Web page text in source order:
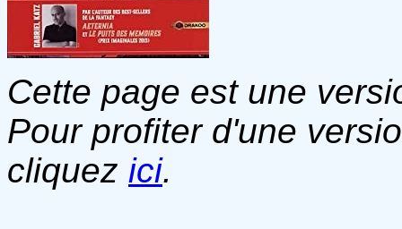
Cette page est une
Pour profiter d'une
cliquez ici.